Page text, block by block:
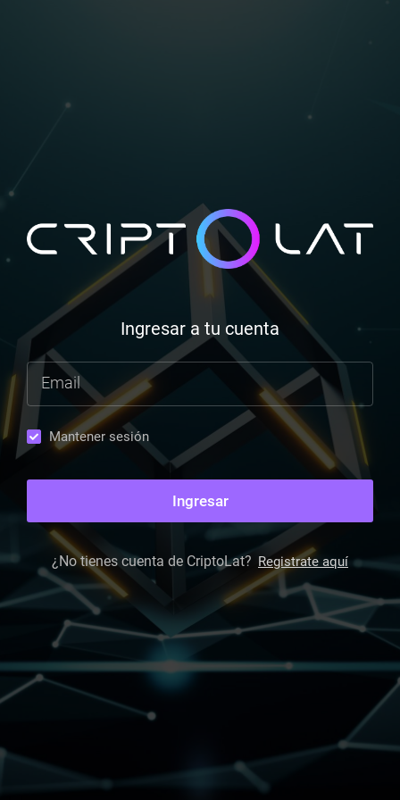
Ingresar a tu cuenta
Mantener sesión
Ingresar
¿No tienes cuenta de CriptoLat? Registrate aquí